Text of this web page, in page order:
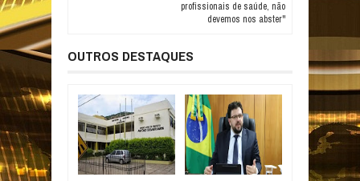
profissionais de saúde, não
devemos nos abster"
OUTROS DESTAQUES